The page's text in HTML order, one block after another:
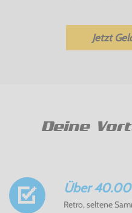
Jetzt
Deine
Über
Retro, seltene